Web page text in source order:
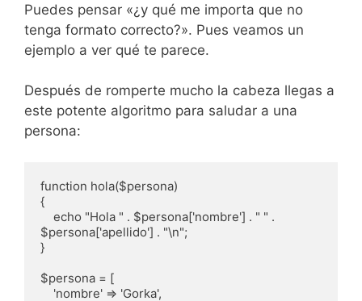
Puedes pensar «¿y qué me importa que no
tenga formato correcto?». Pues veamos un
ejemplo a ver qué te parece.
Después de romperte mucho la cabeza llegas a
este potente algoritmo para saludar a una
persona:
function hola($persona)
{
$persona['apellido'] . "\n";
}
$persona = [